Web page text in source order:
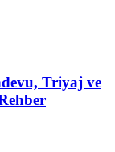
Triyaj ve